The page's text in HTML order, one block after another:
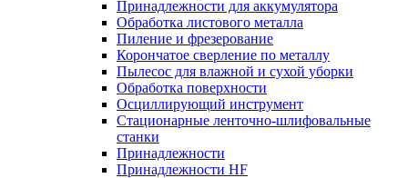
Принадлежности для аккумулятора
Обработка листового металла
Пиление и фрезерование
Корончатое сверление по металлу
Пылесос для влажной и сухой уборки
Обработка поверхности
Осциллирующий инструмент
Стационарные ленточно-шлифовальные
станки
Принадлежности
Принадлежности HF